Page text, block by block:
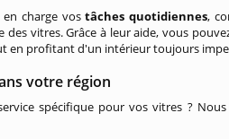
en charge vostâches quotidiennes,
des vitres. Grâce à leur aide, vous
en profitant d'un intérieur toujours
votre région
spécifique pour vos vitres ?